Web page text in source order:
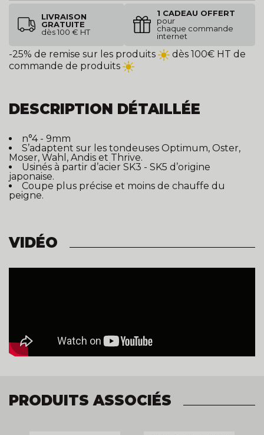
LIVRAISON
GRATUITE
dès 100 € HT
1 CADEAU OFFERT
pour
chaque commande
internet
-25% de remise sur les produits
dès 100€ HT de
commande de produits
DESCRIPTION DÉTAILLÉE
n°4 - 9mm
S’adaptent sur les tondeuses Optimum, Oster,
Moser, Wahl, Andis et Thrive.
Usinés à partir d’acier SK3 - SK5 d’origine
japonaise.
Coupe plus précise et moins de chauffe du
peigne.
VIDÉO
PRODUITS ASSOCIÉS